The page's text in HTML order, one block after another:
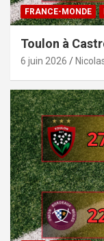
FRANCE-MONDE
Toulon à
6 juin 2026